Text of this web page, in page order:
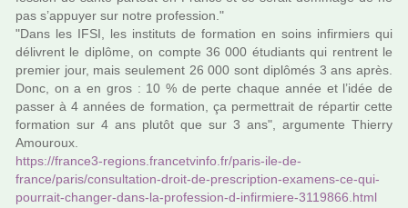
pas s’appuyer sur notre pro­fes­sion."
"Dans les IFSI, les ins­ti­tuts de for­ma­tion en soins infir­miers qui
déli­vrent le diplôme, on compte 36 000 étudiants qui ren­trent le
pre­mier jour, mais seu­le­ment 26 000 sont diplô­més 3 ans après.
Donc, on a en gros : 10 % de perte chaque année et l’idée de
passer à 4 années de for­ma­tion, ça per­met­trait de répar­tir cette
for­ma­tion sur 4 ans plutôt que sur 3 ans", argu­mente Thierry
Amouroux.
https://fran­ce3-regions.fran­cet­vinfo.fr/paris-ile-de-
france/paris/consul­ta­tion-droit-de-pres­crip­tion-exa­mens-ce-qui-
pour­rait-chan­ger-dans-la-pro­fes­sion-d-infir­miere-3119866.html